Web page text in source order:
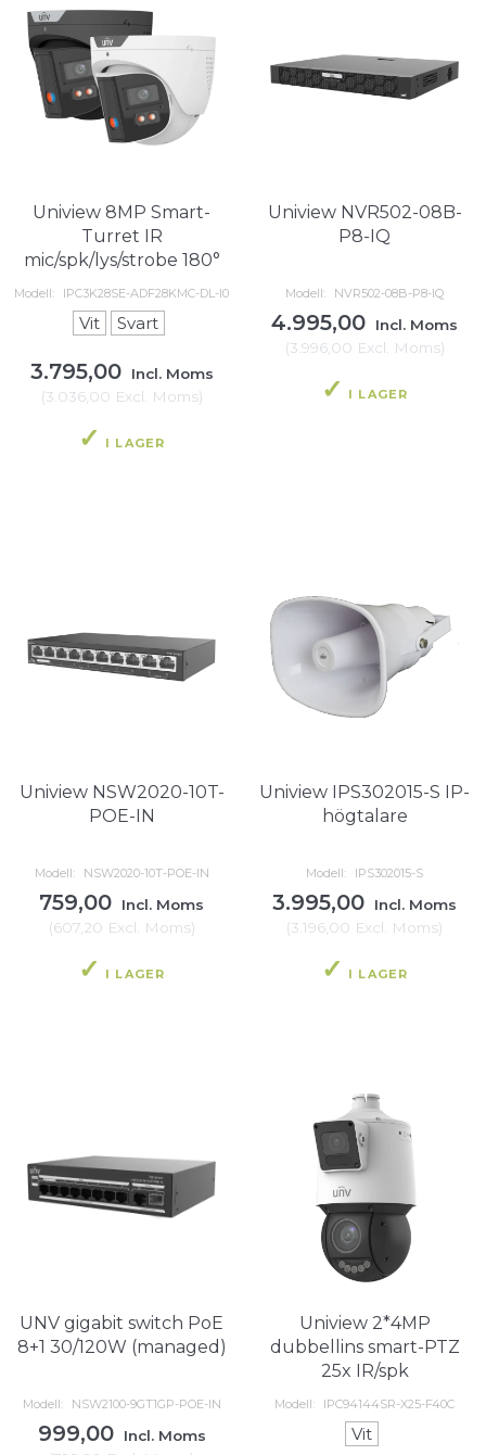
Uniview 8MP Smart-
Turret IR
mic/spk/lys/strobe 180°
Modell: IPC3K28SE-ADF28KMC-DL-I0
Vit Svart
3.795,00
Incl. Moms
(3.036,00 Excl. Moms)
I LAGER
Uniview NVR502-08B-
P8-IQ
Modell: NVR502-08B-P8-IQ
4.995,00
Incl. Moms
(3.996,00 Excl. Moms)
I LAGER
Uniview NSW2020-10T-
POE-IN
Modell: NSW2020-10T-POE-IN
759,00
Incl. Moms
(607,20 Excl. Moms)
I LAGER
Uniview IPS302015-S IP-
högtalare
Modell: IPS302015-S
3.995,00
Incl. Moms
(3.196,00 Excl. Moms)
I LAGER
UNV gigabit switch PoE
8+1 30/120W (managed)
Modell: NSW2100-9GT1GP-POE-IN
999,00
Incl. Moms
Uniview 2*4MP
dubbellins smart-PTZ
25x IR/spk
Modell: IPC94144SR-X25-F40C
Vit